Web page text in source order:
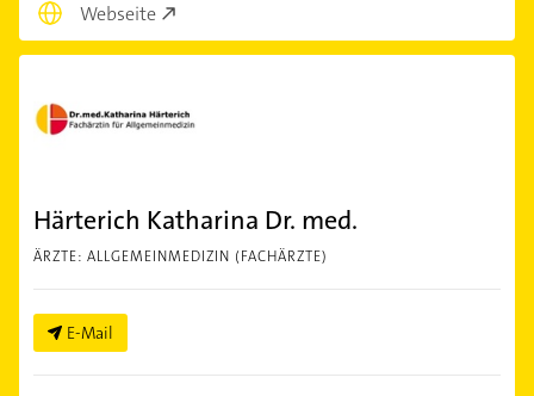
Webseite
Härterich Katharina Dr. med.
ÄRZTE: ALLGEMEINMEDIZIN (FACHÄRZTE)
E-Mail